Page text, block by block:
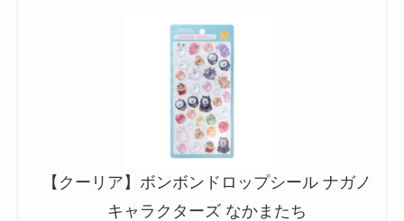
【クーリア】ボンボンドロップシール ナガノ
キャラクターズ なかまたち